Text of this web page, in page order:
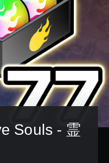
Souls - 霊